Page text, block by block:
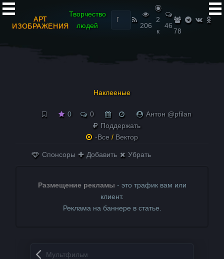
АРТ
ИЗОБРАЖЕНИЯ
Творчество
людей
Найти:
206
2
к
46
78
Наклееные
0 0
Антон @pfilan
Поддержать
-Все / Вектор
Спонсоры Добавить Убрать
Размещение рекламы - это трафик вам или
клиент.
Реклама на баннере в статье.
Запись навигация
Мультфильм